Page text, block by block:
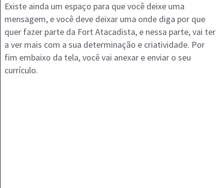
Existe ainda um espaço para que você deixe uma
mensagem, e você deve deixar uma onde diga por que
quer fazer parte da Fort Atacadista, e nessa parte, vai ter
a ver mais com a sua determinação e criatividade. Por
fim embaixo da tela, você vai anexar e enviar o seu
currículo.